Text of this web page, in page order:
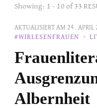
Showing: 1 - 10 of 33
AKTUALISIERT AM 24. APRIL
#WIRLESENFRAUEN
Albernheit